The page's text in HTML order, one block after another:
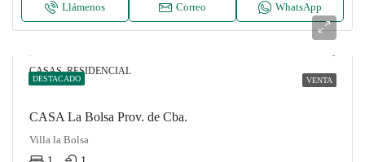
Llámenos Correo WhatsApp
DESTACADO VENTA
CASAS, RESIDENCIAL
CASA La Bolsa Prov. de Cba.
Villa la Bolsa